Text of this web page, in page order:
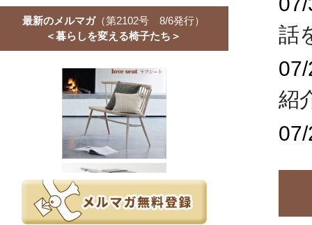
最新のメルマガ（第2102号 8/6発行）
＜暮らしを変える椅子たち＞
話
紹